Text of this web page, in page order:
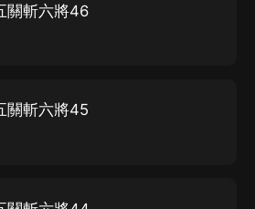
關斬六將46
關斬六將45